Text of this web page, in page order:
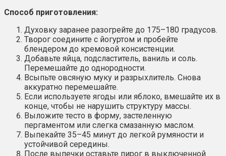
Способ приготовления:
Духовку заранее разогрейте до 175–180 градусов.
Творог соедините с йогуртом и пробейте
блендером до кремовой консистенции.
Добавьте яйца, подсластитель, ваниль и соль.
Перемешайте до однородности.
Всыпьте овсяную муку и разрыхлитель. Снова
аккуратно перемешайте.
Если используете ягоды или яблоко, вмешайте их в
конце, чтобы не нарушить структуру массы.
Выложите тесто в форму, застеленную
пергаментом или слегка смазанную маслом.
Выпекайте 35–45 минут до легкой румяности и
устойчивой середины.
После выпечки оставьте пирог в выключенной